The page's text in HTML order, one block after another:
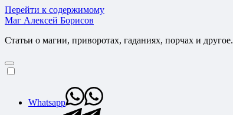
Перейти к содержимому
Маг Алексей Борисов
Статьи о магии, приворотах, гаданиях, порчах и другое.
Whatsapp